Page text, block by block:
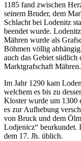
1185 fand zwischen
seinem Bruder, dem
Schlacht bei Lodenitz
beendet wurde.
Mähren wurde als
Böhmen völlig
auch das Gebiet südlich
Marktgrafschaft Mähren.
Im Jahr 1290 kam
welchem es bis zu
Kloster wurde um 1300
es zur Aufhebung
von Bruck und dem
Lodjenicz“ beurkundet.
dem 17. Jh. üblich.